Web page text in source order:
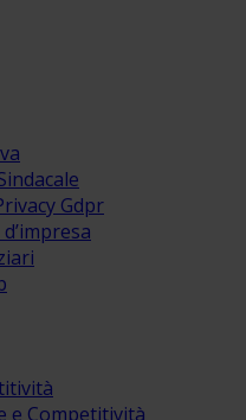
Gdpr
e Competitività